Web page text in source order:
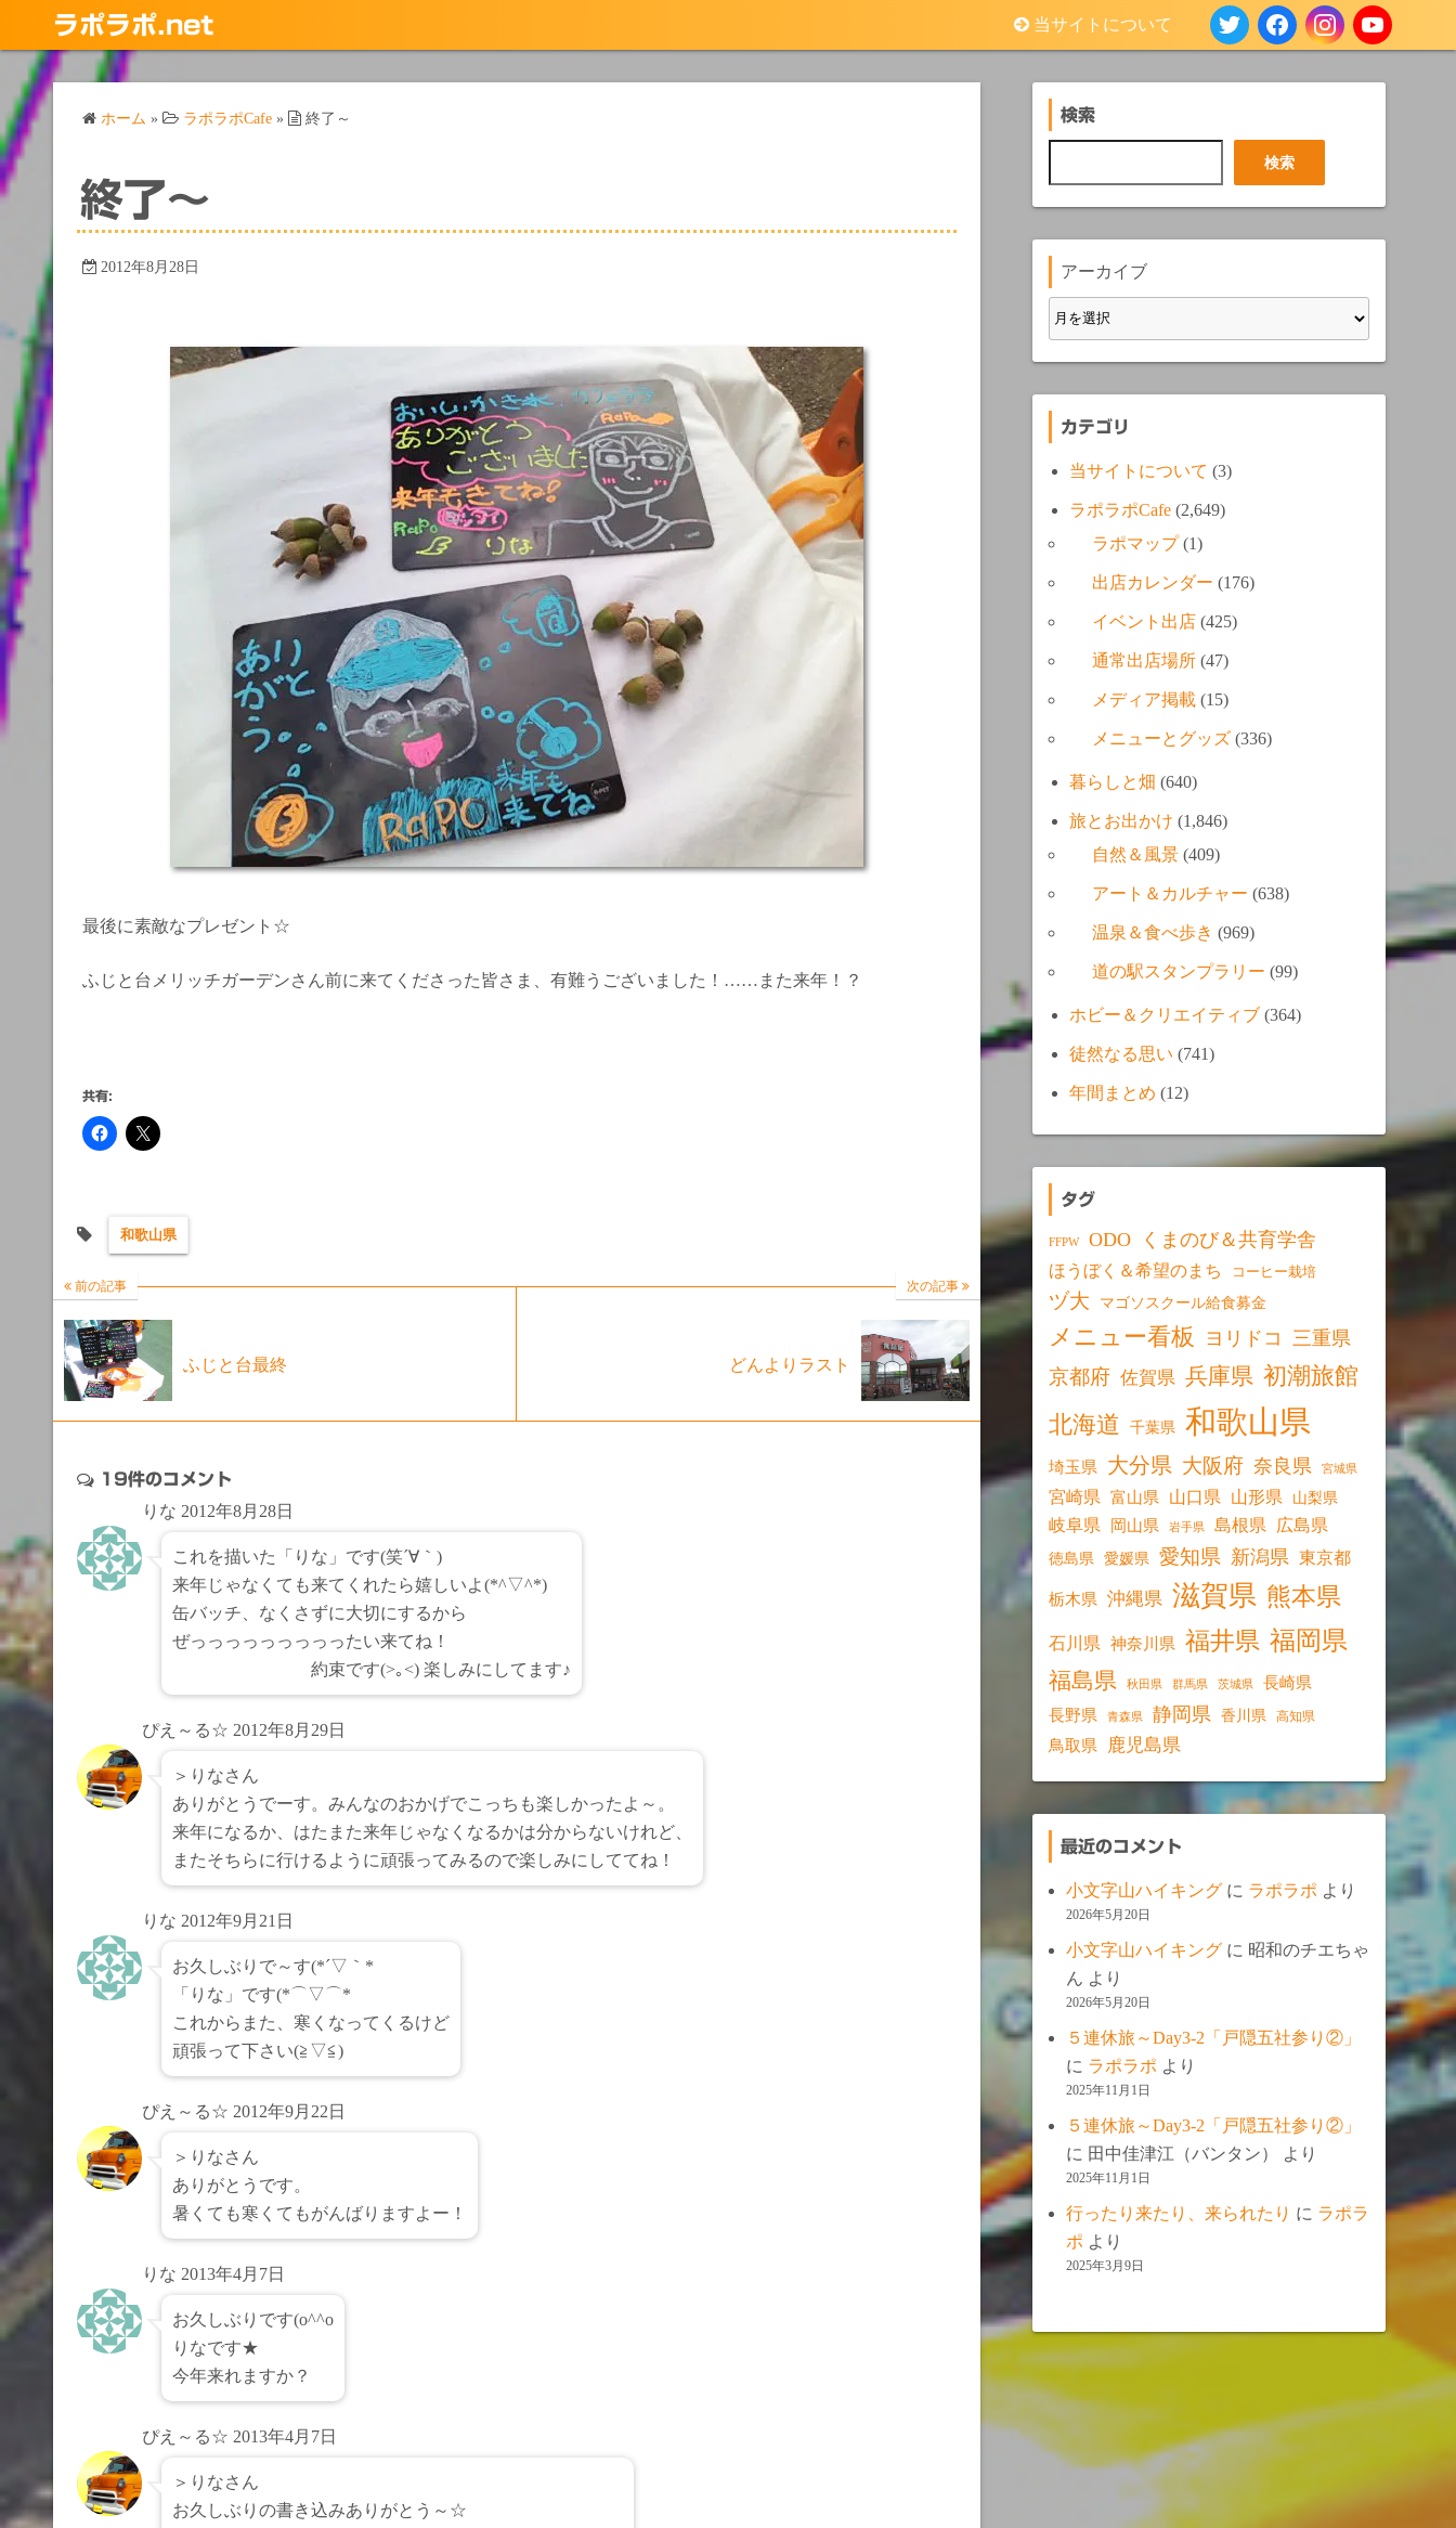
ン
ツ
へ
ス
ラポラポ.net 当サイトについて
ホーム » ラポラポCafe » 終了～
終了～
2012年8月28日
最後に素敵なプレゼント☆
ふじと台メリッチガーデンさん前に来てくださった皆さま、有難うございました！……また来年！？
共有:
和歌山県
前の記事
ふじと台最終
次の記事
どんよりラスト
19件のコメント
りな 2012年8月28日
これを描いた「りな」です(笑´∀｀)
来年じゃなくても来てくれたら嬉しいよ(*^▽^*)
缶バッチ、なくさずに大切にするから
ぜっっっっっっっっったい来てね！
約束です(>｡<) 楽しみにしてます♪
ぴえ～る☆ 2012年8月29日
＞りなさん
ありがとうでーす。みんなのおかげでこっちも楽しかったよ～。
来年になるか、はたまた来年じゃなくなるかは分からないけれど、
またそちらに行けるように頑張ってみるので楽しみにしててね！
りな 2012年9月21日
お久しぶりで～す(*´▽｀*
「りな」です(*⌒▽⌒*
これからまた、寒くなってくるけど
頑張って下さい(≧▽≦)
ぴえ～る☆ 2012年9月22日
＞りなさん
ありがとうです。
暑くても寒くてもがんばりますよー！
りな 2013年4月7日
お久しぶりです(o^^o
りなです★
今年来れますか？
ぴえ～る☆ 2013年4月7日
＞りなさん
お久しぶりの書き込みありがとう～☆
検索
索
検索
アーカイブ
カテゴリ
当サイトについて (3)
ラポラポCafe (2,649)
ラポマップ(1)
出店カレンダー (176)
イベント出店 (425)
通常出店場所 (47)
メディア掲載 (15)
メニューとグッズ (336)
暮らしと畑 (640)
旅とお出かけ (1,846)
自然＆風景 (409)
アート＆カルチャー (638)
温泉＆食べ歩き (969)
道の駅スタンプラリー (99)
ホビー＆クリエイティブ (364)
徒然なる思い (741)
年間まとめ (12)
タグ
FFPW ODO くまのび＆共育学舎
ほうぼく＆希望のまち コーヒー栽培
ヅ大 マゴソスクール給食募金
メニュー看板 ヨリドコ 三重県
京都府 佐賀県 兵庫県 初潮旅館
北海道
千葉県 和歌山県
埼玉県 大分県 大阪府 奈良県 宮城県
宮崎県 富山県 山口県 山形県 山梨県
岐阜県 岡山県 岩手県 島根県 広島県
徳島県 愛媛県 愛知県 新潟県 東京都
栃木県 沖縄県 滋賀県 熊本県
石川県 神奈川県 福井県 福岡県
福島県 秋田県 群馬県 茨城県 長崎県
長野県 青森県 静岡県 香川県 高知県
鳥取県 鹿児島県
最近のコメント
小文字山ハイキング に ラポラポ より
2026年5月20日
小文字山ハイキング に 昭和のチエちゃ
ん より
2026年5月20日
５連休旅～Day3-2「戸隠五社参り②」
に ラポラポ より
2025年11月1日
５連休旅～Day3-2「戸隠五社参り②」
に 田中佳津江（バンタン） より
2025年11月1日
行ったり来たり、来られたり に ラポラ
ポ より
2025年3月9日